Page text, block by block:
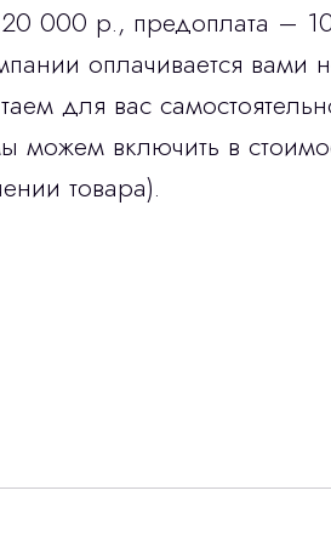
000 р., предоплата –
оплачивается вами
для вас
можем включить в
товара).
Остались